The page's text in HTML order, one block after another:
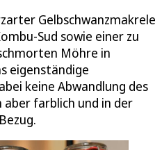
Gelbschwanzmakrele
Sud sowie einer zu
Möhre in
eigenständige
keine Abwandlung des
aber farblich und in der